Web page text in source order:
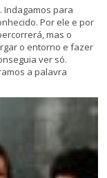
Indagamos para
Por ele e por
mas o
o entorno e fazer
ver só.
a palavra